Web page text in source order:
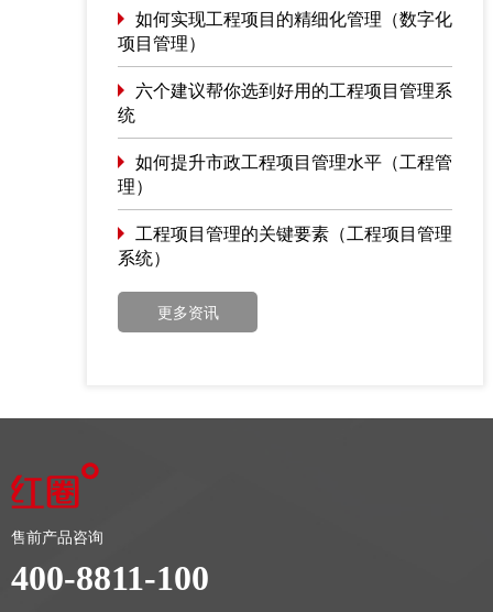
如何实现工程项目的精细化管理（数字化
项目管理）
六个建议帮你选到好用的工程项目管理系
统
如何提升市政工程项目管理水平（工程管
理）
工程项目管理的关键要素（工程项目管理
系统）
更多资讯
售前产品咨询
400-8811-100